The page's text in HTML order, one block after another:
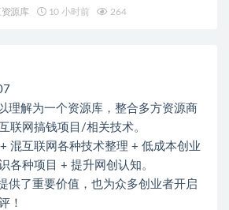
源库 10 小时前 264
理解为一个资源库，整合多方资源商
联网搞钱项目/相关技术。
混互联网各种技术整理 + 低成本创业
各种项目 + 提升网创认知。
供了重要价值，也为众多创业者开启
！